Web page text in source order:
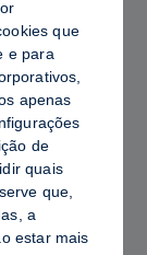
que
e para
​​apenas
de
quais
que,
a
estar mais